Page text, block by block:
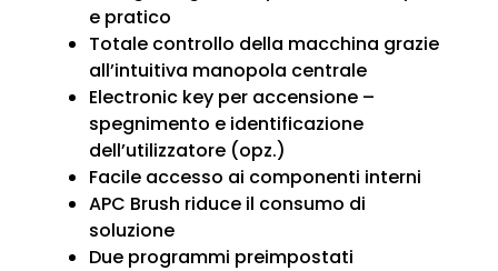
e pratico
Totale controllo della macchina grazie
all’intuitiva manopola centrale
Electronic key per accensione –
spegnimento e identificazione
dell’utilizzatore (opz.)
Facile accesso ai componenti interni
APC Brush riduce il consumo di
soluzione
Due programmi preimpostati